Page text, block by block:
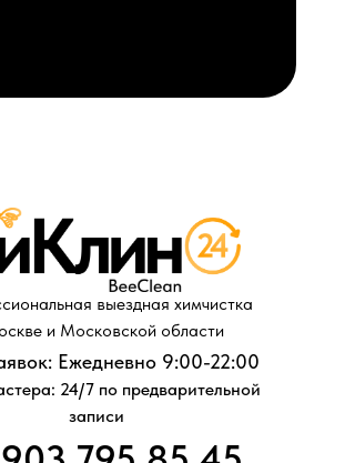
выездная химчистка
и Московской области
Ежедневно 9:00-22:00
24/7 по предварительной
записи